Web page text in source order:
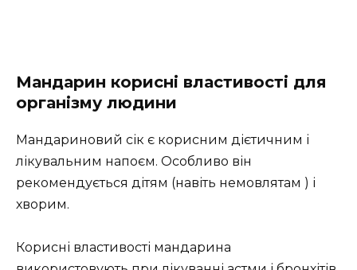
Мандарин корисні властивості для
організму людини
Мандариновий сік є корисним дієтичним і
лікувальним напоєм. Особливо він
рекомендується дітям (навіть немовлятам ) і
хворим.
Корисні властивості мандарина